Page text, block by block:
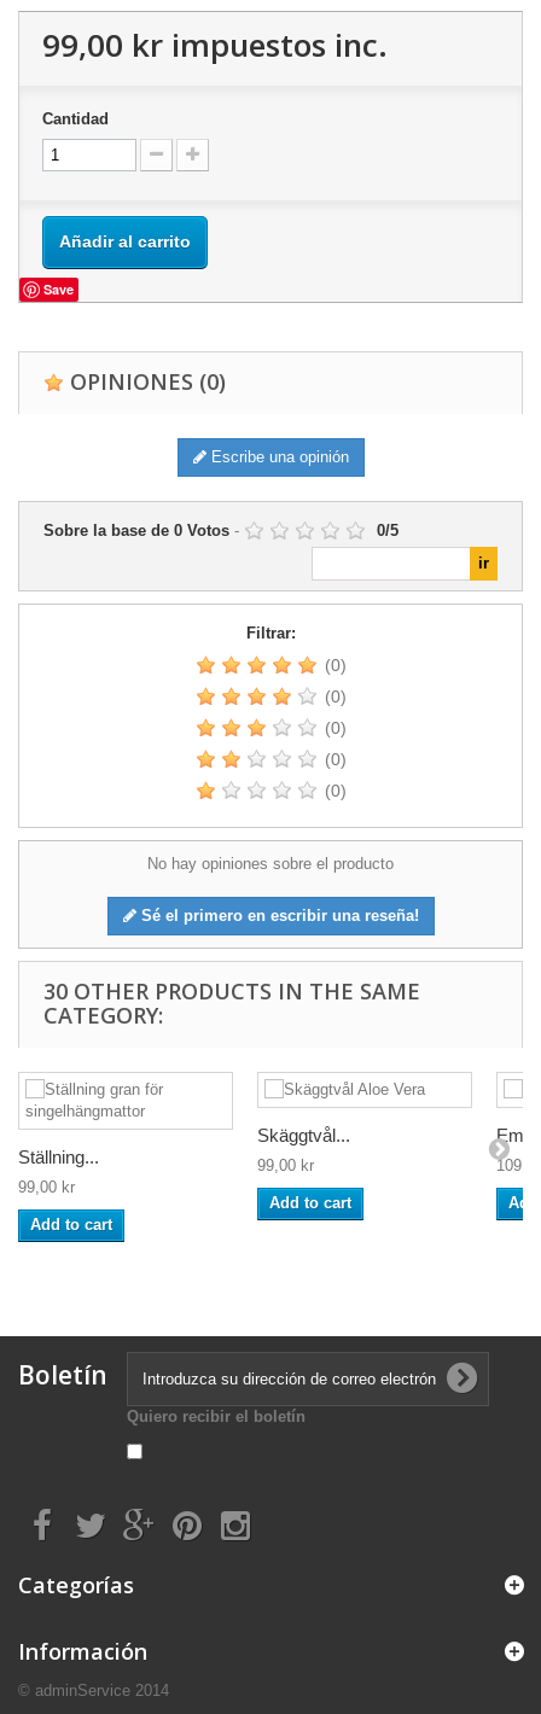
99,00 kr impuestos inc.
Cantidad
Añadir al carrito
Save
OPINIONES (0)
Escribe una opinión
Sobre la base de 0 Votos - 0/5
Filtrar:
(0)
(0)
(0)
(0)
(0)
No hay opiniones sobre el producto
Sé el primero en escribir una reseña!
30 OTHER PRODUCTS IN THE SAME
CATEGORY:
Ställning...
99,00 kr
Add to cart
Skäggtvål...
99,00 kr
Add to cart
Boletín
Quiero recibir el boletín
Categorías
Información
© adminService 2014